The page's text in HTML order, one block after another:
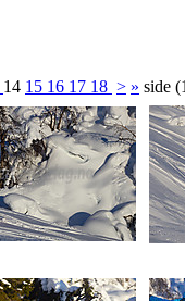
14 15 16 17 18 > » side